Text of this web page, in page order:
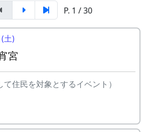
になります。
サート
チュア・バンド５組＋坂庭省
菜即売
刈取り。人手不足が心配され
りやります。というか、やりま
P. 1 / 30
(土)
宮
住民を対象とするイベント）